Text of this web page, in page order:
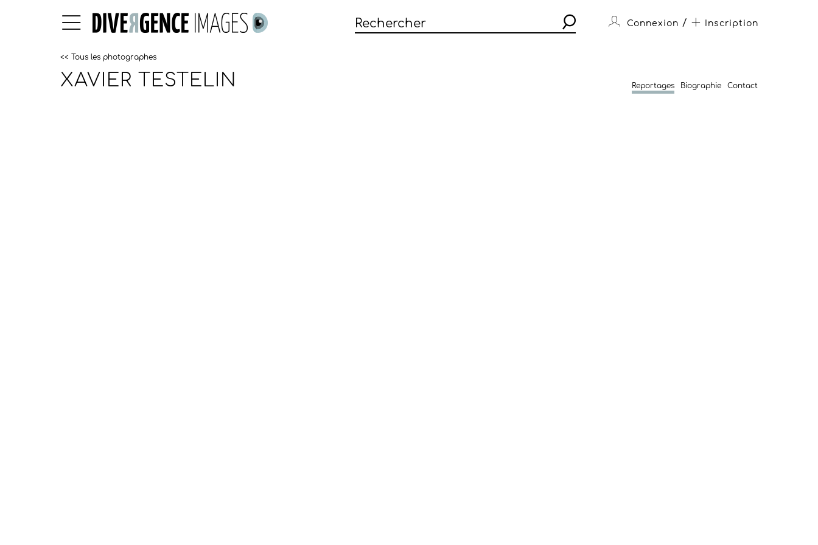
Connexion / Inscription
<< Tous les photographes
XAVIER TESTELIN Reportages Biographie Contact